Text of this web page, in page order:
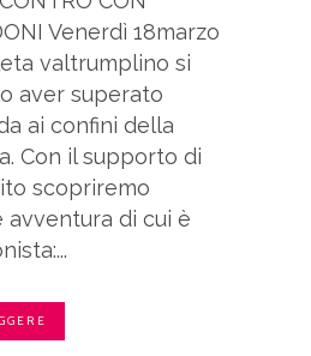
Venerdì 18marzo
valtrumplino si
aver superato
ai confini della
Con il supporto di
scopriremo
avventura di cui è